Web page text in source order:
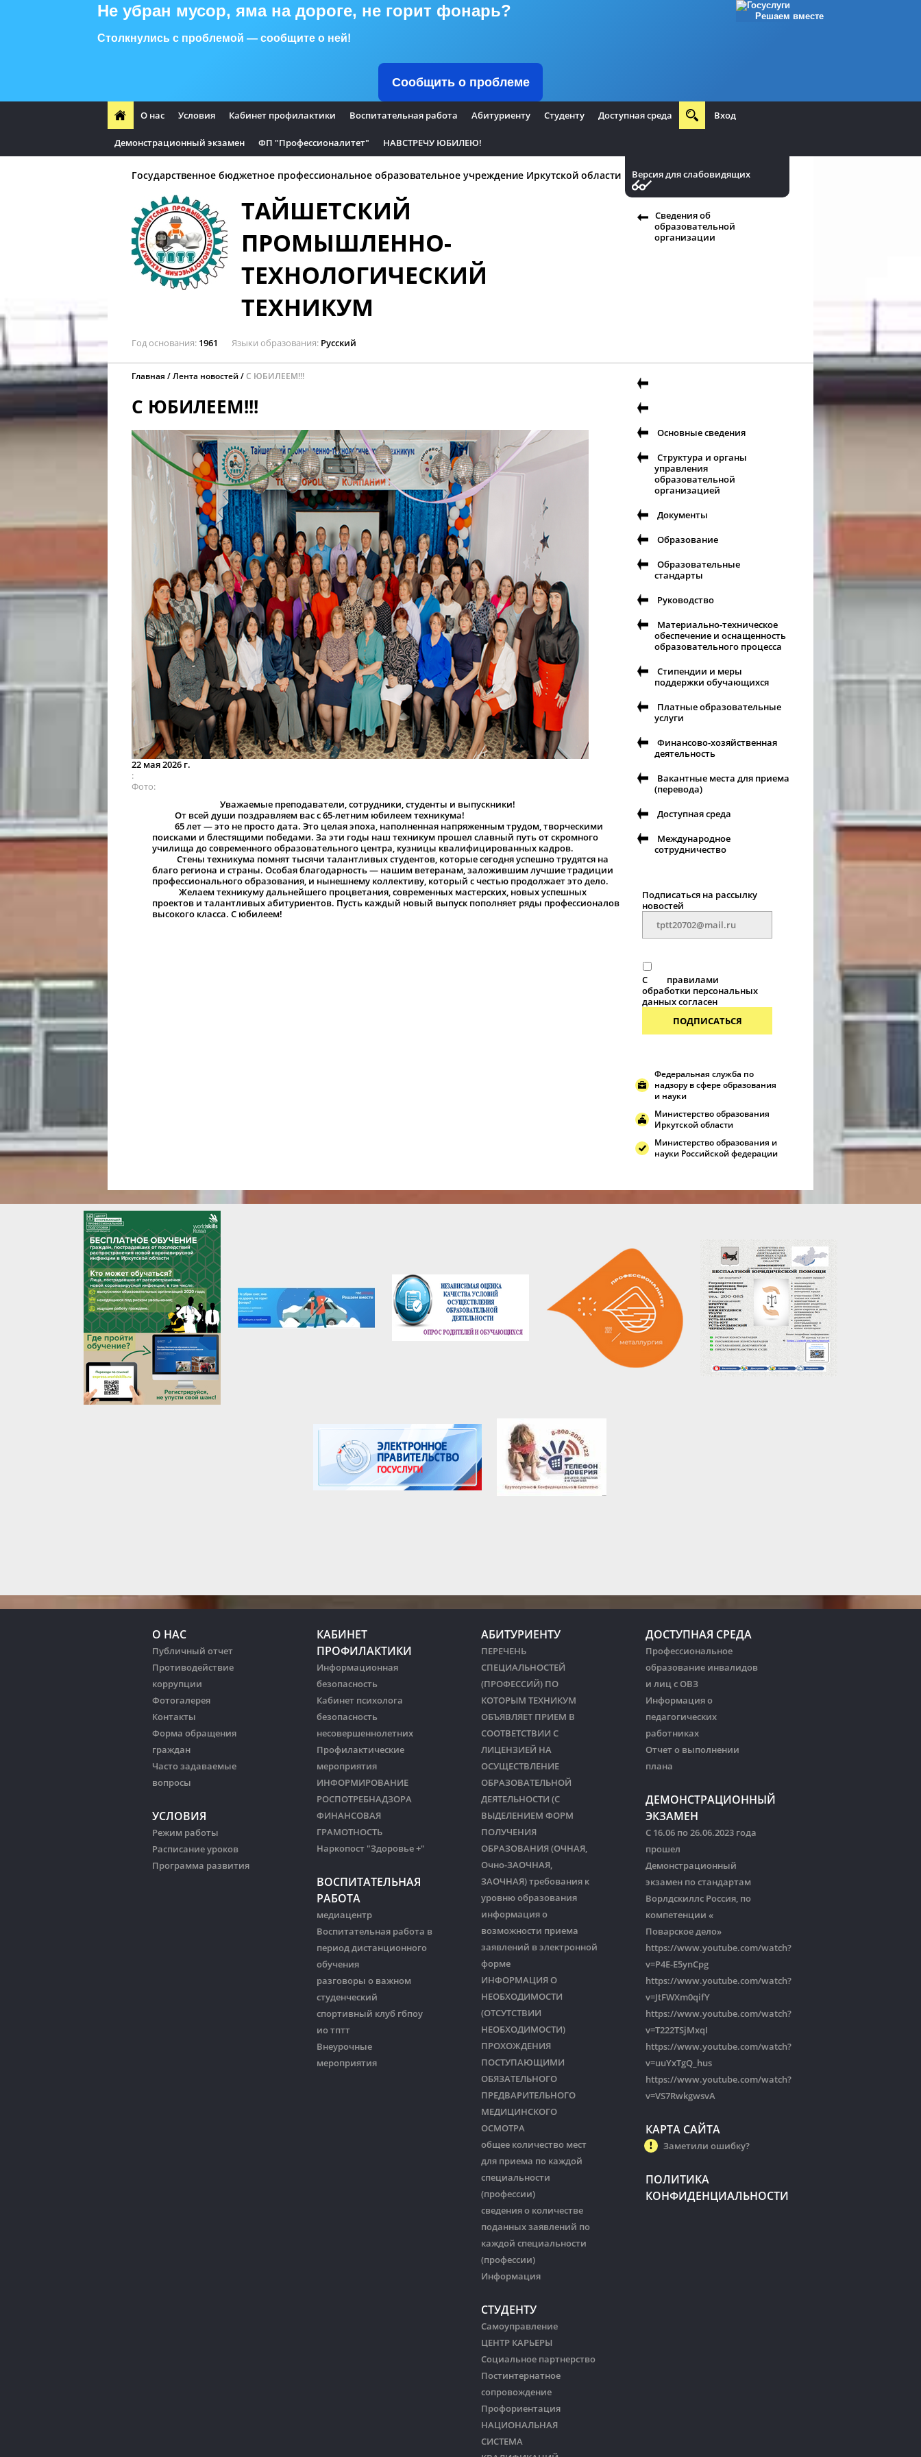
Решаем вместе
Не убран мусор, яма на дороге, не горит фонарь?
Столкнулись с проблемой — сообщите о ней!
Сообщить о проблеме
О нас Условия Кабинет профилактики Воспитательная работа Абитуриенту Студенту Доступная среда
Демонстрационный экзамен ФП "Профессионалитет" НАВСТРЕЧУ ЮБИЛЕЮ!
Вход
Государственное бюджетное профессиональное образовательное учреждение Иркутской области
ТАЙШЕТСКИЙ
ПРОМЫШЛЕННО-
ТЕХНОЛОГИЧЕСКИЙ
ТЕХНИКУМ
Год основания 1961 Языки образования Русский
Версия для слабовидящих
Сведения об
образовательной
организации
Главная Лента новостей С ЮБИЛЕЕМ!!!
С ЮБИЛЕЕМ!!!
22 мая 2026 г.
Фото
Уважаемые преподаватели, сотрудники, студенты и выпускники!
От всей души поздравляем вас с 65-летним юбилеем техникума!
65 лет — это не просто дата. Это целая эпоха, наполненная напряженным трудом, творческими
поисками и блестящими победами. За эти годы наш техникум прошел славный путь от скромного
училища до современного образовательного центра, кузницы квалифицированных кадров.
Стены техникума помнят тысячи талантливых студентов, которые сегодня успешно трудятся на
благо региона и страны. Особая благодарность — нашим ветеранам, заложившим лучшие традиции
профессионального образования, и нынешнему коллективу, который с честью продолжает это дело.
Желаем техникуму дальнейшего процветания, современных мастерских, новых успешных
проектов и талантливых абитуриентов. Пусть каждый новый выпуск пополняет ряды профессионалов
высокого класса. С юбилеем!
Основные сведения
Структура и органы
управления
образовательной
организацией
Документы
Образование
Образовательные
стандарты
Руководство
Материально-техническое
обеспечение и оснащенность
образовательного процесса
Стипендии и меры
поддержки обучающихся
Платные образовательные
услуги
Финансово-хозяйственная
деятельность
Вакантные места для приема
(перевода)
Доступная среда
Международное
сотрудничество
Подписаться на рассылку
новостей
С
правилами
обработки персональных
данных согласен
ПОДПИСАТЬСЯ
Федеральная служба по
надзору в сфере образования
и науки
Министерство образования
Иркутской области
Министерство образования и
науки Российской федерации
О НАС
Публичный отчет
Противодействие
коррупции
Фотогалерея
Контакты
Форма обращения
граждан
Часто задаваемые
вопросы
УСЛОВИЯ
Режим работы
Расписание уроков
Программа развития
КАБИНЕТ
ПРОФИЛАКТИКИ
Информационная
безопасность
Кабинет психолога
безопасность
несовершеннолетних
Профилактические
мероприятия
ИНФОРМИРОВАНИЕ
РОСПОТРЕБНАДЗОРА
ФИНАНСОВАЯ
ГРАМОТНОСТЬ
Наркопост "Здоровье +"
ВОСПИТАТЕЛЬНАЯ
РАБОТА
медиацентр
Воспитательная работа в
период дистанционного
обучения
разговоры о важном
студенческий
спортивный клуб гбпоу
ио тптт
Внеурочные
мероприятия
АБИТУРИЕНТУ
ПЕРЕЧЕНЬ
СПЕЦИАЛЬНОСТЕЙ
(ПРОФЕССИЙ) ПО
КОТОРЫМ ТЕХНИКУМ
ОБЪЯВЛЯЕТ ПРИЕМ В
СООТВЕТСТВИИ С
ЛИЦЕНЗИЕЙ НА
ОСУЩЕСТВЛЕНИЕ
ОБРАЗОВАТЕЛЬНОЙ
ДЕЯТЕЛЬНОСТИ (С
ВЫДЕЛЕНИЕМ ФОРМ
ПОЛУЧЕНИЯ
ОБРАЗОВАНИЯ (ОЧНАЯ,
Очно-ЗАОЧНАЯ,
ЗАОЧНАЯ) требования к
уровню образования
информация о
возможности приема
заявлений в электронной
форме
ИНФОРМАЦИЯ О
НЕОБХОДИМОСТИ
(ОТСУТСТВИИ
НЕОБХОДИМОСТИ)
ПРОХОЖДЕНИЯ
ПОСТУПАЮЩИМИ
ОБЯЗАТЕЛЬНОГО
ПРЕДВАРИТЕЛЬНОГО
МЕДИЦИНСКОГО
ОСМОТРА
общее количество мест
для приема по каждой
специальности
(профессии)
сведения о количестве
поданных заявлений по
каждой специальности
(профессии)
Информация
СТУДЕНТУ
Самоуправление
ЦЕНТР КАРЬЕРЫ
Социальное партнерство
Постинтернатное
сопровождение
Профориентация
НАЦИОНАЛЬНАЯ
СИСТЕМА
ДОСТУПНАЯ СРЕДА
Профессиональное
образование инвалидов
и лиц с ОВЗ
Информация о
педагогических
работниках
Отчет о выполнении
плана
ДЕМОНСТРАЦИОННЫЙ
ЭКЗАМЕН
С 16.06 по 26.06.2023 года
прошел
Демонстрационный
экзамен по стандартам
Ворлдскиллс Россия, по
компетенции «
Поварское дело»
https://www.youtube.com/watch?
v=P4E-E5ynCpg
https://www.youtube.com/watch?
v=JtFWXm0qifY
https://www.youtube.com/watch?
v=T222TSjMxqI
https://www.youtube.com/watch?
v=uuYxTgQ_hus
https://www.youtube.com/watch?
v=VS7RwkgwsvA
КАРТА САЙТА
Заметили ошибку?
ПОЛИТИКА
КОНФИДЕНЦИАЛЬНОСТИ